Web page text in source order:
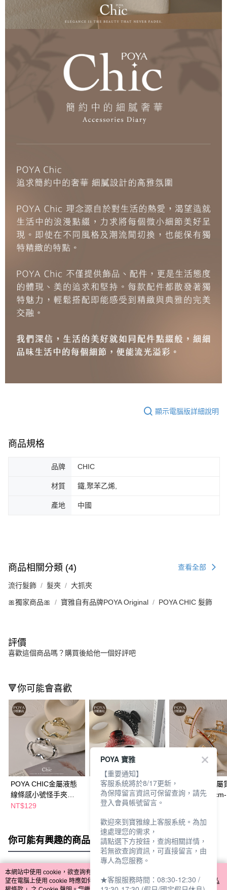
顯示電腦版詳細說明
商品規格
品牌 CHIC
材質 鐵,聚苯乙烯,
產地 中國
商品相關分類 (4) 查看全部
流行髮飾 髮夾 大抓夾
🎀獨家商品🎀 寶雅自有品牌POYA Original POYA CHIC 髮飾
評價
喜歡這個商品嗎？購買後給他一個好評吧
🔻你可能會喜歡
POYA CHIC金屬液態
線條感小號怪手夾
7cm-兩色任選
NT$129
POYA CHIC台製怪手
夾12cm-鏤空-多款任
NT$49
POYA CHIC金屬
一字怪手夾
你可能有興趣的商品 全站排行
熱門標籤
本網站中使用 cookie，欲查詢有關本網站使用 cookie 方式之詳情，及若您不希
望在電腦上使用 cookie 時應如何變更電腦的 cookie 設定，請參閱本網站「
隱私
POYA 寶雅
【重要通知】
客服系統將於8/17更新，
為保障留言資訊可保留查詢，請先
登入會員帳號留言。
歡迎來到寶雅線上客服系統。為加
速處理您的需求，
請點選下方按鈕，查詢相關詳情，
若無欲查詢資訊，可直接留言，由
專人為您服務。
★客服服務時間：08:30-12:30 /